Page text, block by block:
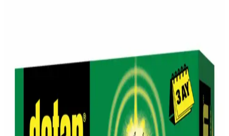
Gara Guzu Bira'nın Migros'taki Satış Durumu ve
Piyasa Konumu Hakkında Bilgiler
Gara Guzu Bira, Migros'ta bulunabilen uygun fiyatlı yerel bir
alkollü içecek seçeneğidir. Ürün hakkında detaylı teknik bilgiler
sınırlı olsa da, erişilebilirliği ve yerel üretim özelliğiyle tüketicilere
çeşitli tercih imkanları sağlar.